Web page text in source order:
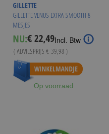
GILLETTE
GILLETTE VENUS EXTRA SMOOTH 8
MESJES
NU:Special
Price
€ 22,49Incl. Btw
( ADVIESPRIJS € 39,98 )
Vanaf € 21,49
WINKELMANDJE
Op voorraad